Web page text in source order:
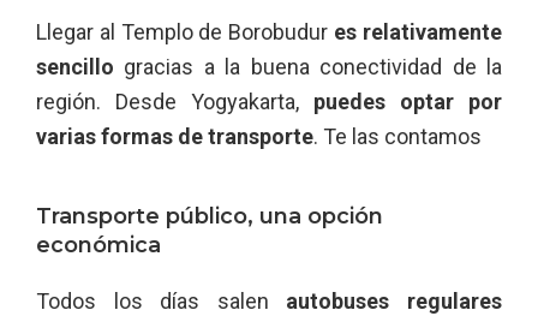
Llegar al Templo de Borobudur es relativamente
sencillo gracias a la buena conectividad de la
región. Desde Yogyakarta, puedes optar por
varias formas de transporte. Te las contamos
Transporte público, una opción
económica
Todos los días salen autobuses regulares